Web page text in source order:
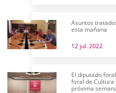
Asuntos
esta mañana
12 jul. 2022
El diputado
foral de Cultura
próxima